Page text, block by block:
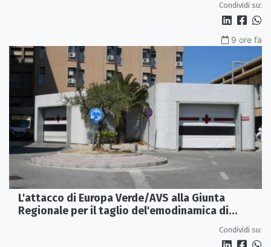
Condividi su:
9 ore fa
L'attacco di Europa Verde/AVS alla Giunta
Regionale per il taglio del'emodinamica di
Condividi su: